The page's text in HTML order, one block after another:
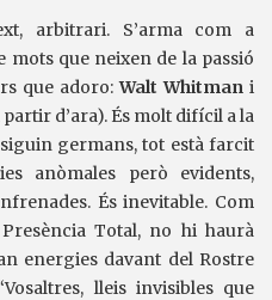
arbitrari. S’arma com a
que neixen de la passió
que adoro:Walt Whitman i
partir d’ara). És molt difícil a la
germans, tot està farcit
anòmales però evidents,
És inevitable. Com
Total, no hi haurà
energies davant del Rostre
lleis invisibles que